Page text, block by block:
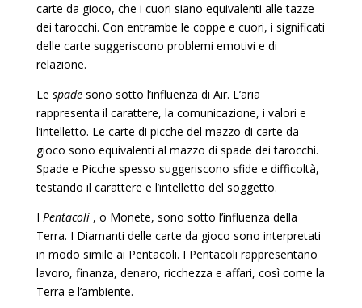
carte da gioco, che i cuori siano equivalenti alle tazze
dei tarocchi. Con entrambe le coppe e cuori, i significati
delle carte suggeriscono problemi emotivi e di
relazione.
Le spadesono sotto l’influenza di Air. L’aria
rappresenta il carattere, la comunicazione, i valori e
l’intelletto. Le carte di picche del mazzo di carte da
gioco sono equivalenti al mazzo di spade dei tarocchi.
Spade e Picche spesso suggeriscono sfide e difficoltà,
testando il carattere e l’intelletto del soggetto.
I Pentacoli, o Monete, sono sotto l’influenza della
Terra. I Diamanti delle carte da gioco sono interpretati
in modo simile ai Pentacoli. I Pentacoli rappresentano
lavoro, finanza, denaro, ricchezza e affari, così come la
Terra e l’ambiente.